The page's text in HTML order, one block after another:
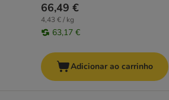
66,49 €
4,43 € / kg
63,17 €
Adicionar ao carrinho